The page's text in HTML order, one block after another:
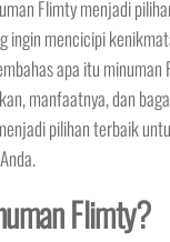
Flimty menjadi
ingin mencicipi
apa itu minuman
manfaatnya, dan
pilihan terbaik
Flimty?